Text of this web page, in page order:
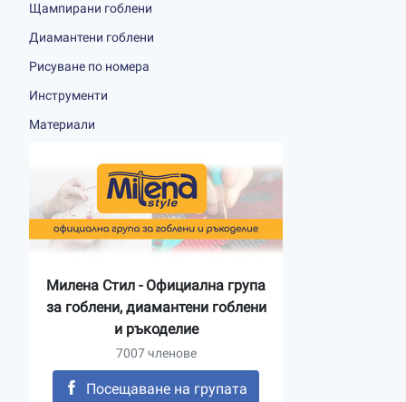
Щампирани гоблени
Диамантени гоблени
Рисуване по номера
Инструменти
Материали
Милена Стил - Официална група
за гоблени, диамантени гоблени
и ръкоделие
7007 членове
Посещаване на групата